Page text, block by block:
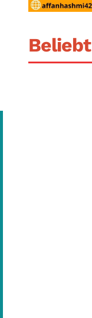
Beliebt